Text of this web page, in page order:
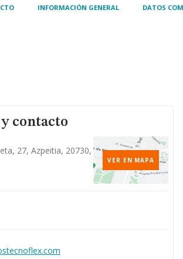
INFORMACIÓN GENERAL DATOS
contacto
27, Azpeitia, 20730,
VER EN MAPA